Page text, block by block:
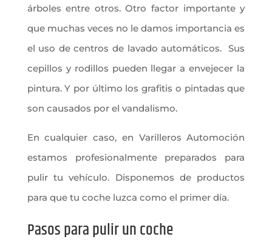
árboles entre otros. Otro factor importante y
que muchas veces no le damos importancia es
el uso de centros de lavado automáticos. Sus
cepillos y rodillos pueden llegar a envejecer la
pintura. Y por último los grafitis o pintadas que
son causados por el vandalismo.
En cualquier caso, en Varilleros Automoción
estamos profesionalmente preparados para
pulir tu vehículo. Disponemos de productos
para que tu coche luzca como el primer día.
Pasos para pulir un coche